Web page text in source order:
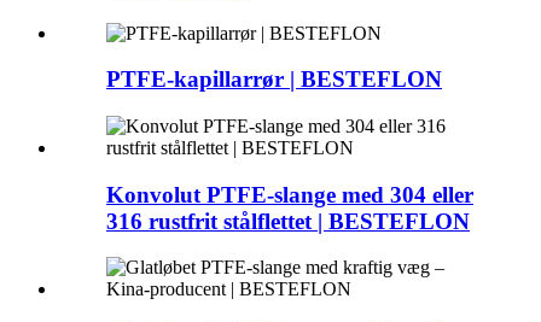
PTFE-kapillarrør | BESTEFLON
Konvolut PTFE-slange med 304 eller
316 rustfrit stålflettet | BESTEFLON